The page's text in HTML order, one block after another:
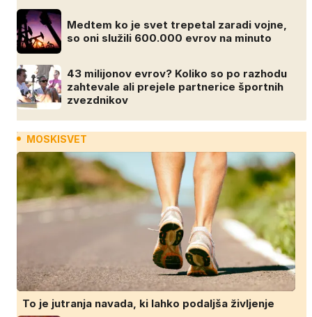
Medtem ko je svet trepetal zaradi vojne,
so oni služili 600.000 evrov na minuto
43 milijonov evrov? Koliko so po razhodu
zahtevale ali prejele partnerice športnih
zvezdnikov
MOSKISVET
To je jutranja navada, ki lahko podaljša življenje